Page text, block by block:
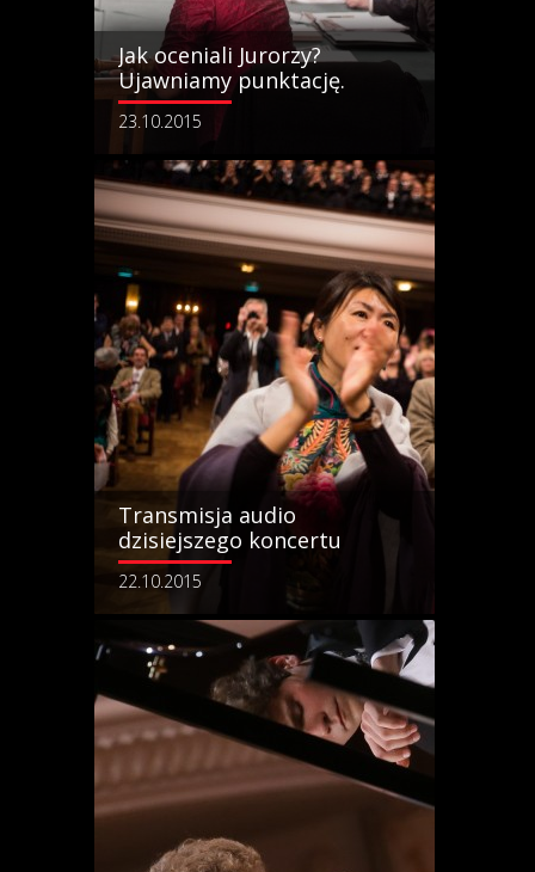
Jak oceniali Jurorzy?
Ujawniamy punktację.
23.10.2015
Transmisja audio
dzisiejszego koncertu
22.10.2015